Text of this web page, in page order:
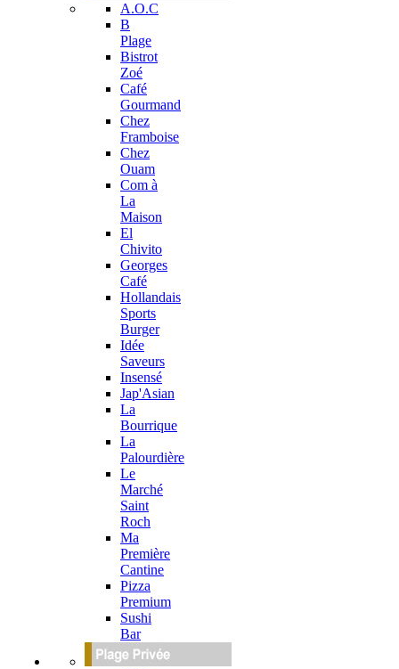
A.O.C
B
Plage
Bistrot
Zoé
Café
Gourmand
Chez
Framboise
Chez
Ouam
Com à
La
Maison
El
Chivito
Georges
Café
Hollandais
Sports
Burger
Idée
Saveurs
Insensé
Jap'Asian
La
Bourrique
La
Palourdière
Le
Marché
Saint
Roch
Ma
Première
Cantine
Pizza
Premium
Sushi
Bar